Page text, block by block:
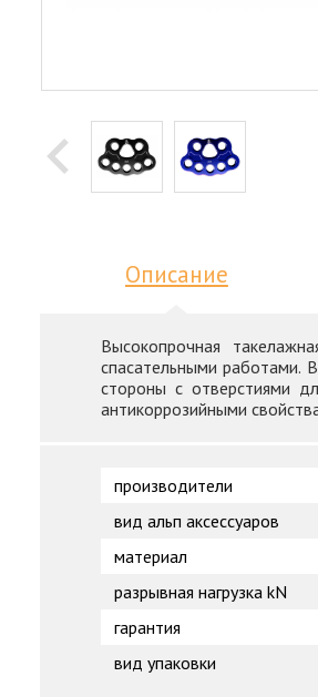
Описание
Высокопрочная
спасательными работами.
стороны с отверстиями
антикоррозийными
производители
вид альп аксессуаров
материал
разрывная нагрузка kN
гарантия
вид упаковки